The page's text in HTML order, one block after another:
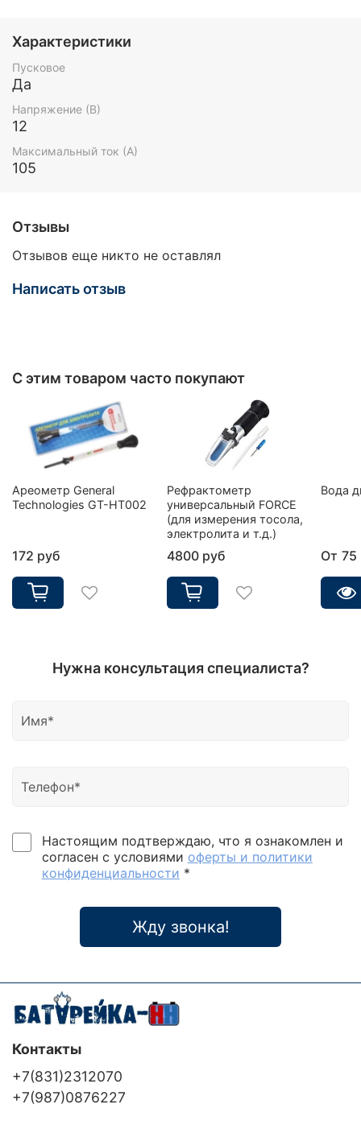
Характеристики
Пусковое
Да
Напряжение (В)
12
Максимальный ток (А)
105
Отзывы
Отзывов еще никто не оставлял
Написать отзыв
С этим товаром часто покупают
Ареометр General
Technologies GT-HT002
172 руб
Рефрактометр
универсальный FORCE
(для измерения тосола,
электролита и т.д.)
4800 руб
Вода
От 75
Нужна консультация специалиста?
Настоящим подтверждаю, что я ознакомлен и
согласен с условиями оферты и политики
конфиденциальности *
Жду звонка!
Контакты
+7(831)2312070
+7(987)0876227